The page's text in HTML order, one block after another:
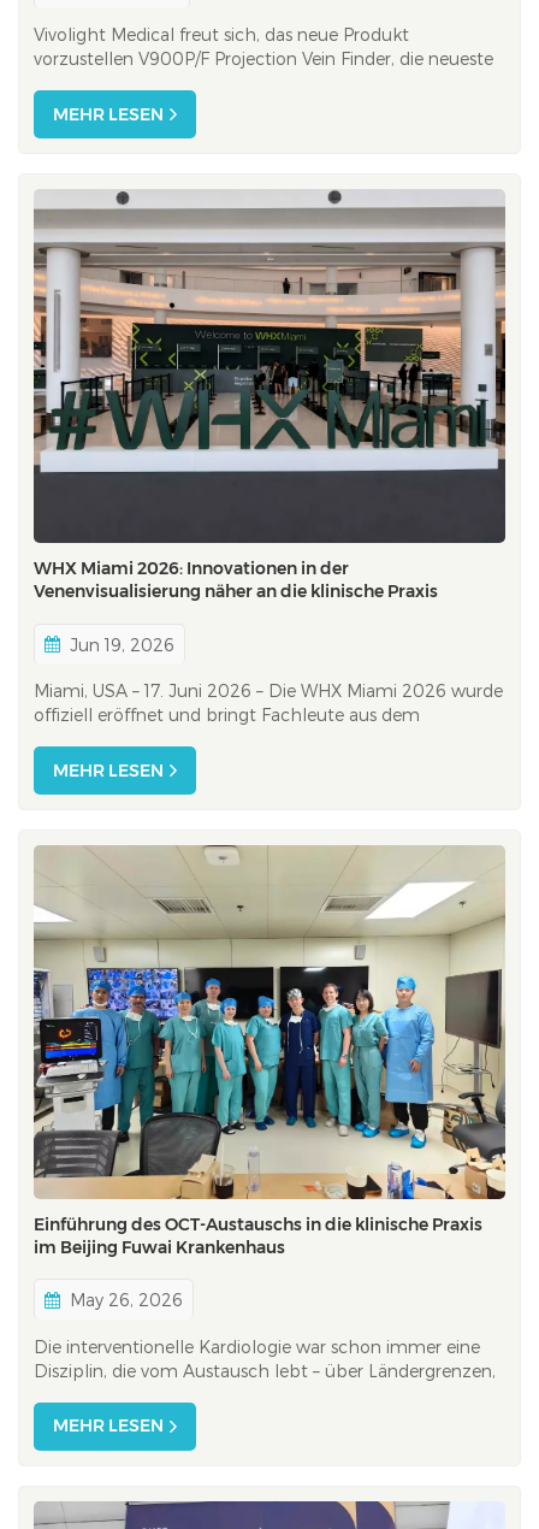
Vivolight Medical freut sich, das neue Produkt
vorzustellen V900P/F Projection Vein Finder, die neueste
Venenvisualisierung. Aufbauend auf dem Modell V800P
bietet das Modell V900P/F eine Reihe von
MEHR LESEN
WHX Miami 2026: Innovationen in der
Venenvisualisierung näher an die klinische Praxis
Jun 19, 2026
Miami, USA – 17. Juni 2026 – Die WHX Miami 2026 wurde
offiziell eröffnet und bringt Fachleute aus dem
aus Nordamerika, Lateinamerika und darüber hinaus
zusammen. Als eine der führenden Gesundheitsmessen
MEHR LESEN
Einführung des OCT-Austauschs in die klinische Praxis
im Beijing Fuwai Krankenhaus
May 26, 2026
Die interventionelle Kardiologie war schon immer eine
Disziplin, die vom Austausch lebt – über Ländergrenzen,
dem CIT 2026, einem der wichtigsten Kongresse für
interventionelle Kardiologie im asiatisch-pazifischen
MEHR LESEN